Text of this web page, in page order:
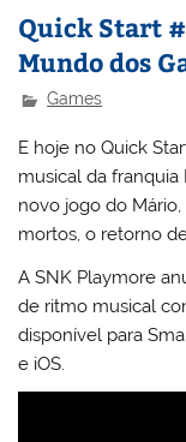
Quick Start
Mundo dos
Games
E hoje no Quick
musical da franquia
novo jogo do
mortos, o retorno
A SNK Playmore
de ritmo musical
disponível para
e iOS.